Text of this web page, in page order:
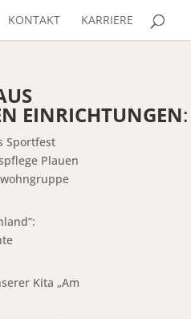
KONTAKT KARRIERE
EINRICHTUNGEN:
Sportfest
Plauen
Kita „Am